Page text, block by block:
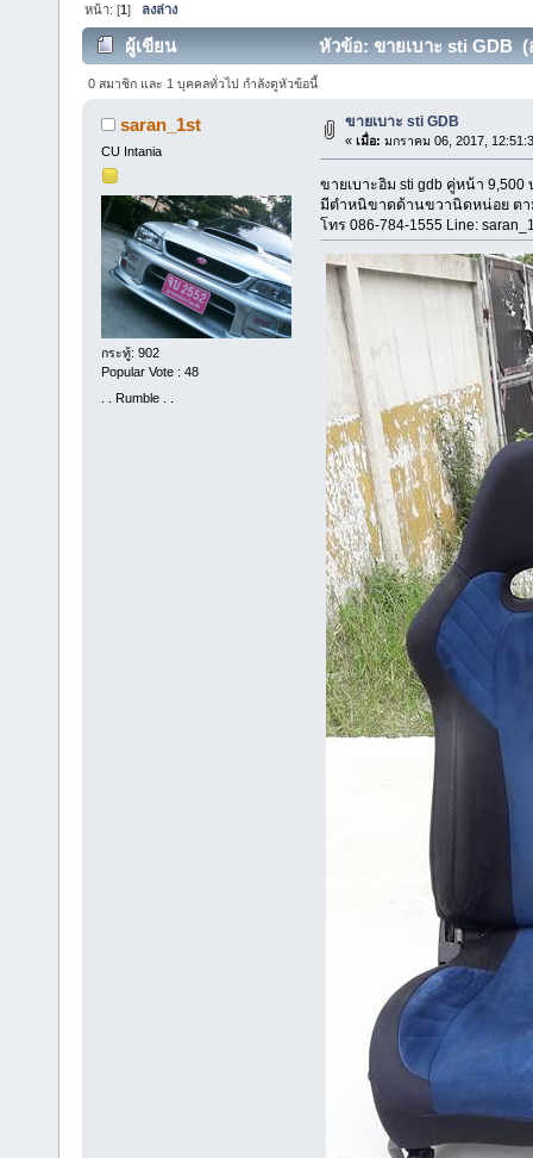
หน้า: [1] ลงล่าง
ผู้เขียน หัวข้อ: ขายเบาะ sti GDB (
0 สมาชิก และ 1 บุคคลทั่วไป กำลังดูหัวข้อนี้
saran_1st
CU Intania
กระทู้: 902
Popular Vote : 48
. . Rumble . .
ขายเบาะ sti GDB
« เมื่อ: มกราคม 06, 2017,
ขายเบาะอิม sti gdb คู่หน้า 9,500
มีตำหนิขาดด้านขวานิดหน่อย ตา
โทร 086-784-1555 Line: